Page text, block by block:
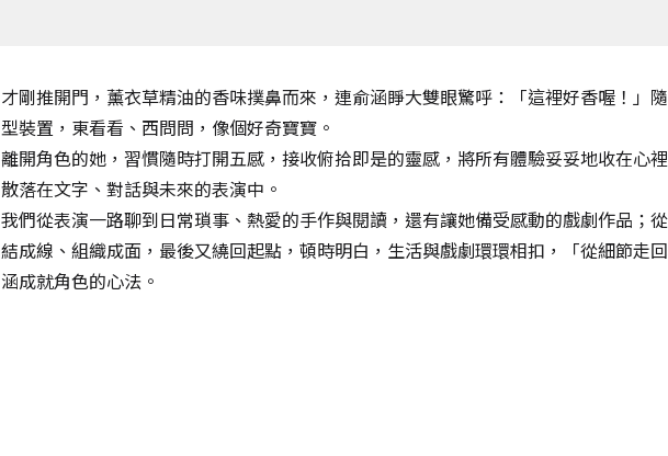
才剛推開門，薰衣草精油的香味撲鼻而來，連俞涵睜大雙眼驚呼：「這裡好香喔！」
型裝置，東看看、西問問，像個好奇寶寶。
離開角色的她，習慣隨時打開五感，接收俯拾即是的靈感，將所有體驗妥妥地收在心
散落在文字、對話與未來的表演中。
我們從表演一路聊到日常瑣事、熱愛的手作與閱讀，還有讓她備受感動的戲劇作品；
結成線、組織成面，最後又繞回起點，頓時明白，生活與戲劇環環相扣，「從細節走
涵成就角色的心法。